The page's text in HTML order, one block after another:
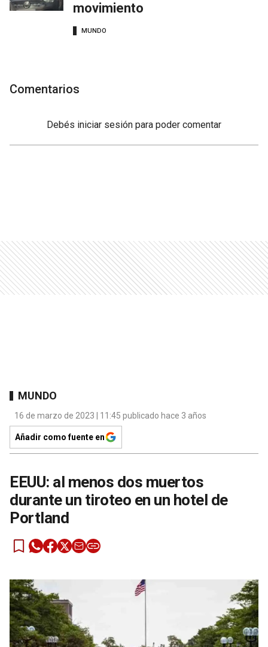
movimiento
MUNDO
Comentarios
Debés iniciar sesión para poder comentar
MUNDO
16 de marzo de 2023 | 11:45 publicado hace 3 años
Añadir como fuente en
EEUU: al menos dos muertos
durante un tiroteo en un hotel de
Portland